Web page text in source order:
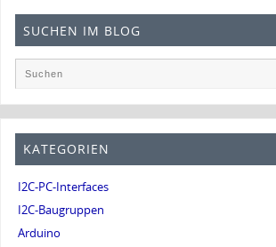
SUCHEN IM BLOG
KATEGORIEN
I2C-PC-Interfaces
I2C-Baugruppen
Arduino